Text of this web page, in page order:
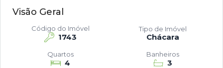
Visão Geral
1743
Código do Imóvel
Chácara
Tipo de Imóvel
4
Quartos
3
Banheiros